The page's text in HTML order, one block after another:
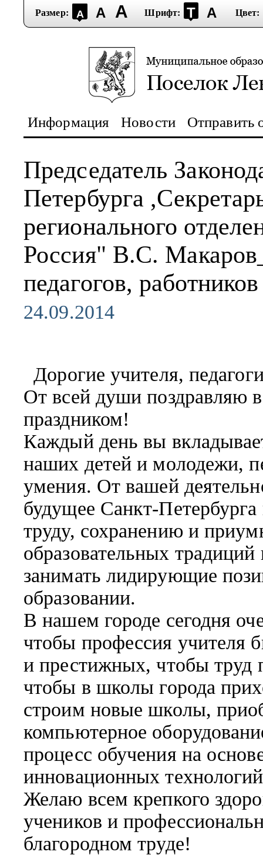
Размер: А А А Шрифт: Т А Цвет:
Информация Новости Отправить
Председатель
Петербурга
регионального
Россия" В.С.
педагогов,
24.09.2014
Дорогие учителя,
От всей души поздравляю
праздником!
Каждый день вы
наших детей и молодежи,
умения. От вашей
будущее Санкт-
труду, сохранению и
образовательных
занимать лидирующие
образовании.
В нашем городе сегодня
чтобы профессия учителя
и престижных, чтобы труд
чтобы в школы города
строим новые школы,
компьютерное
процесс обучения на
инновационных
Желаю всем крепкого
учеников и
благородном труде!